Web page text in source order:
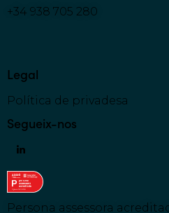
+34 938 705 280
Legal
Política de privadesa
Segueix-nos
Persona assessora